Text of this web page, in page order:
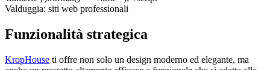
Valduggia: siti web professionali
Funzionalità strategica
KropHouse ti offre non solo un design moderno ed elegante, ma